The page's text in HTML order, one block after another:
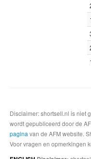
Disclaimer: shortsell.nl is niet
wordt gepubliceerd door de
pagina van de AFM website.
Voor vragen en opmerkingen